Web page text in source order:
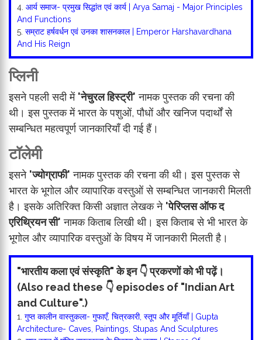
4. आर्य समाज- प्रमुख सिद्धांत एवं कार्य | Arya Samaj - Major Principles
And Functions
5. सम्राट हर्षवर्धन एवं उनका शासनकाल | Emperor Harshavardhana
And His Reign
प्लिनी
इसने पहली सदी में 'नेचुरल हिस्ट्री' नामक पुस्तक की रचना की
थी। इस पुस्तक में भारत के पशुओं, पौधों और खनिज पदार्थों से
सम्बन्धित महत्वपूर्ण जानकारियाँ दी गई हैं।
टॉलेमी
इसने 'ज्योग्राफी' नामक पुस्तक की रचना की थी। इस पुस्तक से
भारत के भूगोल और व्यापारिक वस्तुओं से सम्बन्धित जानकारी मिलती
है। इसके अतिरिक्त किसी अज्ञात लेखक ने 'पेरिप्लस ऑफ द
एरिथ्रियन सी' नामक किताब लिखी थी। इस किताब से भी भारत के
भूगोल और व्यापारिक वस्तुओं के विषय में जानकारी मिलती है।
"भारतीय कला एवं संस्कृति" के इन 👇 प्रकरणों को भी पढ़ें।
(Also read these 👇 episodes of "Indian Art
and Culture".)
1. गुप्त कालीन वास्तुकला- गुफाएँ, चित्रकारी, स्तूप और मूर्तियाँ | Gupta
Architecture- Caves, Paintings, Stupas And Sculptures